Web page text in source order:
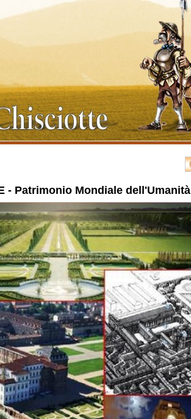
- Patrimonio Mondiale dell'Umanità